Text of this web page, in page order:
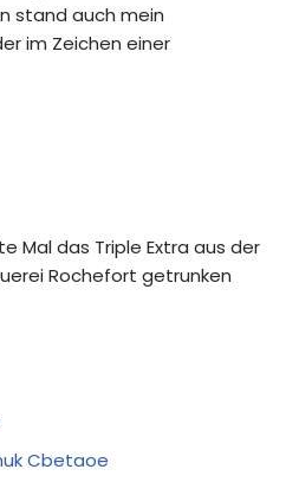
stand auch mein
im Zeichen einer
Mal das Triple Extra aus der
Rochefort getrunken
Cbetaoe